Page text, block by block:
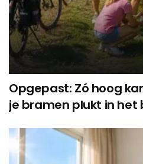
Opgepast: Zó hoog
je bramen plukt in het